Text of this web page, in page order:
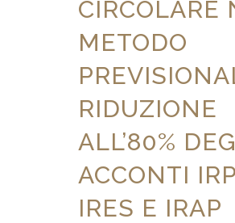
CIRCOLARE
METODO
RIDUZIONE
ALL’80%
ACCONTI
IRES E IRAP